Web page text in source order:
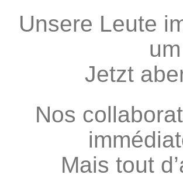
Unsere Leute
Jetzt
Nos
Mais tout